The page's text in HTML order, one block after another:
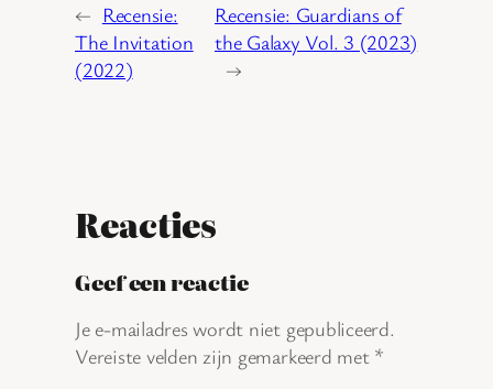
← Recensie:
The Invitation
(2022)
Recensie: Guardians of
the Galaxy Vol. 3 (2023)
→
Reacties
Geef een reactie
Je e-mailadres wordt niet gepubliceerd.
Vereiste velden zijn gemarkeerd met *